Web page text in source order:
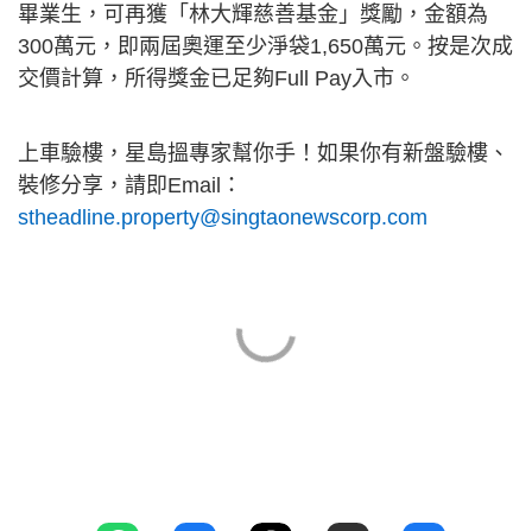
畢業生，可再獲「林大輝慈善基金」獎勵，金額為
300萬元，即兩屆奧運至少淨袋1,650萬元。按是次成
交價計算，所得獎金已足夠Full Pay入市。
上車驗樓，星島搵專家幫你手！如果你有新盤驗樓、
裝修分享，請即Email：
stheadline.property@singtaonewscorp.com